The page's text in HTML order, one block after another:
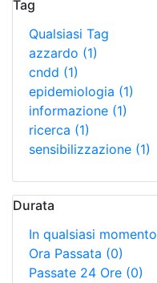
Tag
Qualsiasi Tag
azzardo (1)
cndd (1)
epidemiologia (1)
informazione (1)
ricerca (1)
sensibilizzazione (1)
Durata
In qualsiasi momento
Ora Passata (0)
Passate 24 Ore (0)